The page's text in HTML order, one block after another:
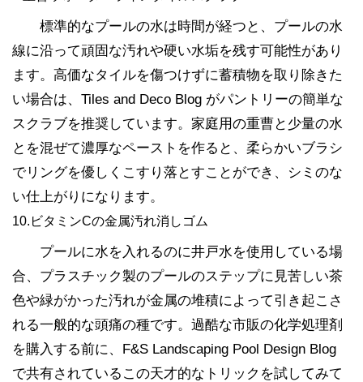
標準的なプールの水は時間が経つと、プールの水
線に沿って頑固な汚れや硬い水垢を残す可能性があり
ます。高価なタイルを傷つけずに蓄積物を取り除きた
い場合は、Tiles and Deco Blog がパントリーの簡単な
スクラブを推奨しています。家庭用の重曹と少量の水
とを混ぜて濃厚なペーストを作ると、柔らかいブラシ
でリングを優しくこすり落とすことができ、シミのな
い仕上がりになります。
10.ビタミンCの金属汚れ消しゴム
プールに水を入れるのに井戸水を使用している場
合、プラスチック製のプールのステップに見苦しい茶
色や緑がかった汚れが金属の堆積によって引き起こさ
れる一般的な頭痛の種です。過酷な市販の化学処理剤
を購入する前に、F&S Landscaping Pool Design Blog
で共有されているこの天才的なトリックを試してみて